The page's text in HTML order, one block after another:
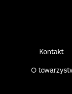
Kontakt
O